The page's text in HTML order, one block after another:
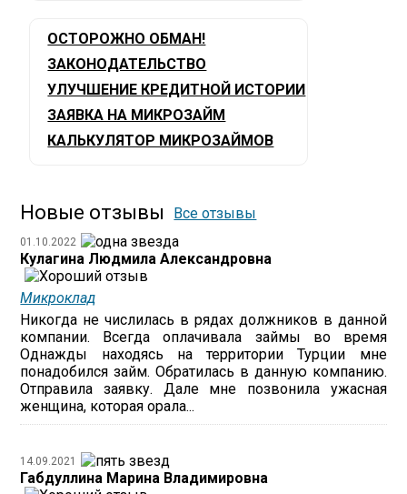
ОСТОРОЖНО ОБМАН!
ЗАКОНОДАТЕЛЬСТВО
УЛУЧШЕНИЕ КРЕДИТНОЙ ИСТОРИИ
ЗАЯВКА НА МИКРОЗАЙМ
КАЛЬКУЛЯТОР МИКРОЗАЙМОВ
Новые отзывы Все отзывы
01.10.2022
Кулагина Людмила Александровна
Микроклад
Никогда не числилась в рядах должников в данной
компании. Всегда оплачивала займы во время
Однажды находясь на территории Турции мне
понадобился займ. Обратилась в данную компанию.
Отправила заявку. Дале мне позвонила ужасная
женщина, которая орала...
14.09.2021
Габдуллина Марина Владимировна